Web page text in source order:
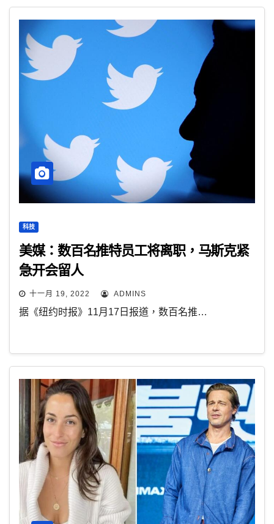
科技
美媒：数百名推特员工将离职，马斯克紧
急开会留人
十一月 19, 2022 ADMINS
据《纽约时报》11月17日报道，数百名推…